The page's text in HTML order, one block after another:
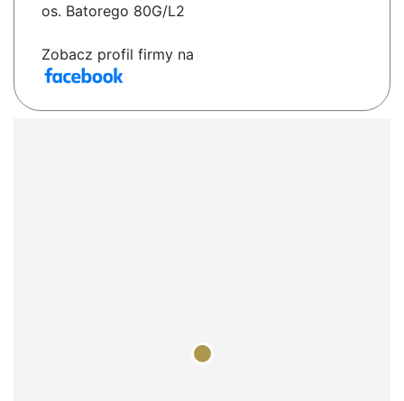
os. Batorego 80G/L2
Zobacz profil firmy na